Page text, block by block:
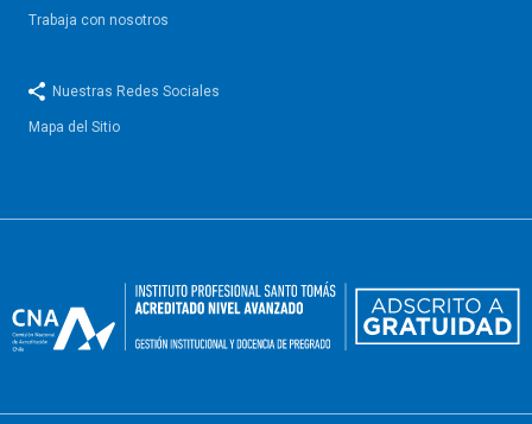
Trabaja con nosotros
Nuestras Redes Sociales
Mapa del Sitio